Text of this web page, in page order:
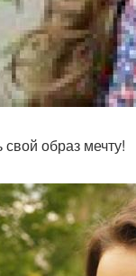
образ мечту!